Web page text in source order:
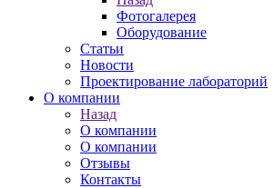
Фотогалерея
Оборудование
Статьи
Новости
Проектирование лабораторий
О компании
Назад
О компании
О компании
Отзывы
Контакты